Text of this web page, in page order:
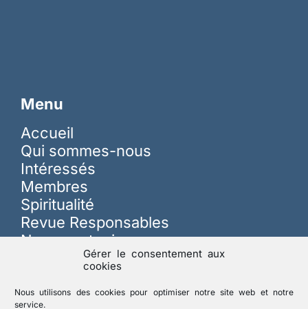
Gérer le consentement aux
cookies
Nous utilisons des cookies pour optimiser notre site web et notre
service.
Menu
Accueil
Qui sommes-nous
Intéressés
Membres
Spiritualité
Revue Responsables
Nous soutenir